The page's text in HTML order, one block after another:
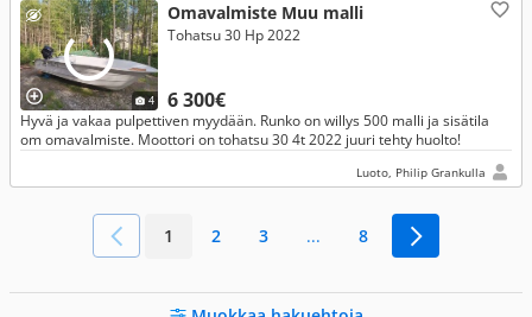
4
Omavalmiste Muu malli
6 300€
Tohatsu 30 Hp 2022
Hyvä ja vakaa pulpettiven myydään. Runko on willys 500 malli ja sisätila
om omavalmiste. Moottori on tohatsu 30 4t 2022 juuri tehty huolto!
Luoto, Philip Grankulla
1 2 3 ... 8